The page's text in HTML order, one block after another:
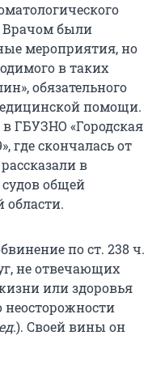
Врачом были
мероприятия, но
в таких
обязательного
помощи.
ГБУЗНО «Городская
где скончалась от
в
общей
по ст. 238 ч.
не отвечающих
или здоровья
неосторожности
.). Своей вины он